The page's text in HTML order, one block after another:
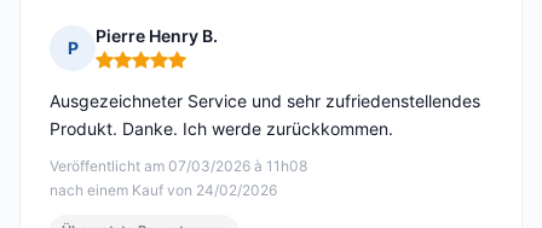
P
Pierre Henry B.
Hinweis: 5 von 5
Veröffentlicht am 07/03/2026 à 11h08
nach einem Kauf von 24/02/2026
Ausgezeichneter Service und sehr zufriedenstellendes
Produkt. Danke. Ich werde zurückkommen.